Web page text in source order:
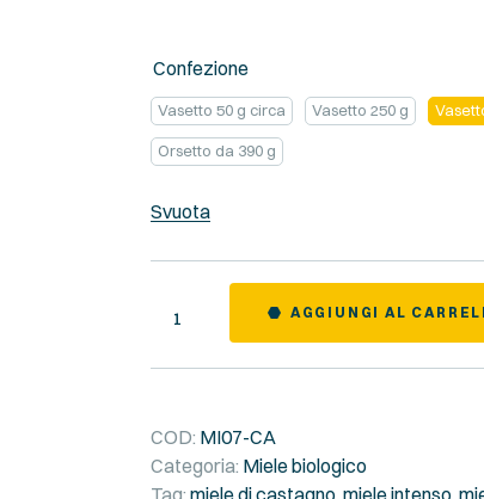
Confezione
Vasetto 50 g circa Vasetto 250 g
Orsetto da 390 g
Svuota
Quantity AGGIUNGI AL
COD: MI07-CA
Categoria: Miele biologico